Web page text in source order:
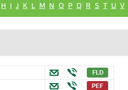
H I J K L M N O P Q R S T U V